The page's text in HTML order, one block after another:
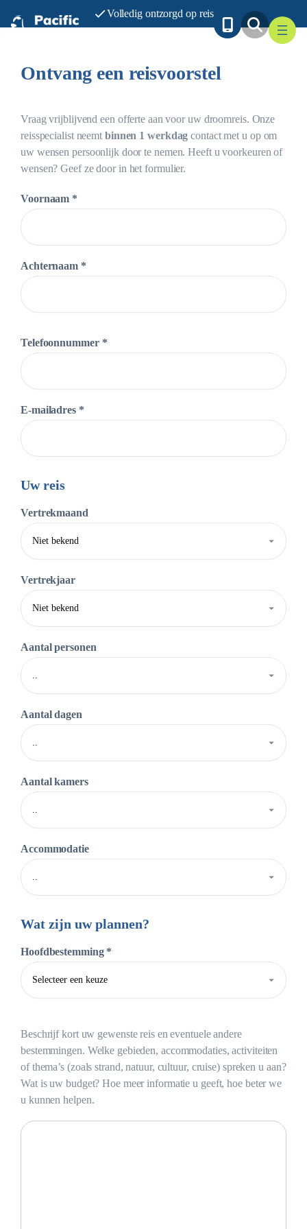
naar
Volledig ontzorgd op reis
Ontvang een reisvoorstel
Vraag vrijblijvend een offerte aan voor uw droomreis. Onze
reisspecialist neemt binnen 1 werkdag contact met u op om
uw wensen persoonlijk door te nemen. Heeft u voorkeuren of
wensen? Geef ze door in het formulier.
Voornaam *
Achternaam *
Telefoonnummer *
E-mailadres *
Uw reis
Vertrekmaand
Vertrekjaar
Aantal personen
Aantal dagen
Aantal kamers
Accommodatie
Wat zijn uw plannen?
Hoofdbestemming *
Beschrijf kort uw gewenste reis en eventuele andere
bestemmingen. Welke gebieden, accommodaties, activiteiten
of thema’s (zoals strand, natuur, cultuur, cruise) spreken u aan?
Wat is uw budget? Hoe meer informatie u geeft, hoe beter we
u kunnen helpen.